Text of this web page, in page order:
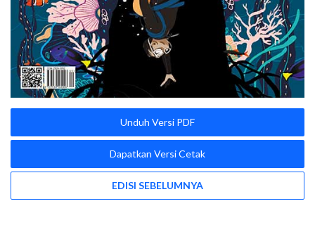
Unduh Versi PDF
Dapatkan Versi Cetak
EDISI SEBELUMNYA